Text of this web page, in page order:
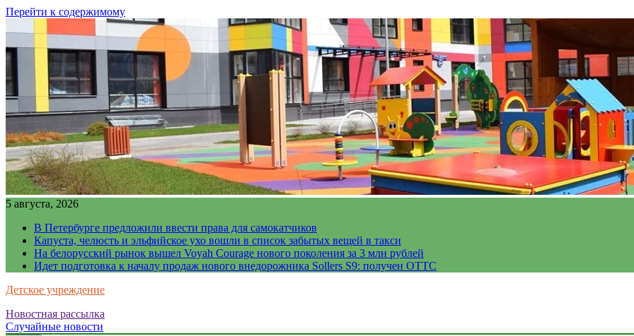
Перейти к содержимому
5 августа, 2026
В Петербурге предложили ввести права для самокатчиков
Капуста, челюсть и эльфийское ухо вошли в список забытых вещей в такси
На белорусский рынок вышел Voyah Courage нового поколения за 3 млн рублей
Идет подготовка к началу продаж нового внедорожника Sollers S9: получен ОТТС
Детское учреждение
Новостная рассылка
Случайные новости